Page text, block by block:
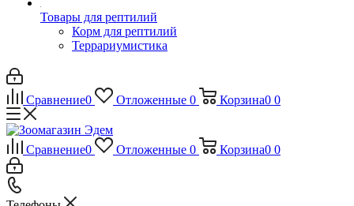
Товары для рептилий
Корм для рептилий
Террариумистика
Сравнение0 Отложенные 0 Корзина0 0
Сравнение0 Отложенные 0 Корзина0 0